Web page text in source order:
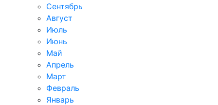
Сентябрь
Август
Июль
Июнь
Май
Апрель
Март
Февраль
Январь